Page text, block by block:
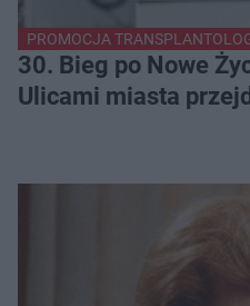
PROMOCJA
30. Bieg po Nowe
Ulicami miasta